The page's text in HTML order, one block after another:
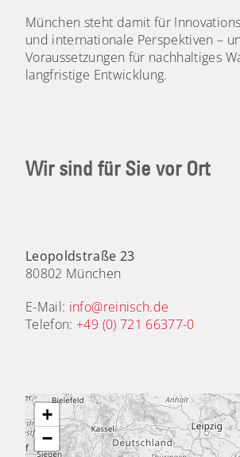
München steht damit für
und internationale Perspektiven –
Voraussetzungen für nachhaltiges
langfristige Entwicklung.
Wir sind für Sie vor Ort
Leopoldstraße 23
80802 München
E-Mail: info@reinisch.de
Telefon: +49 (0) 721 66377-0
+
−